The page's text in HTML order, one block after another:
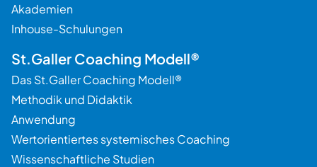
Akademien
Inhouse-Schulungen
St.Galler Coaching Modell®
Das St.Galler Coaching Modell®
Methodik und Didaktik
Anwendung
Wertorientiertes systemisches Coaching
Wissenschaftliche Studien